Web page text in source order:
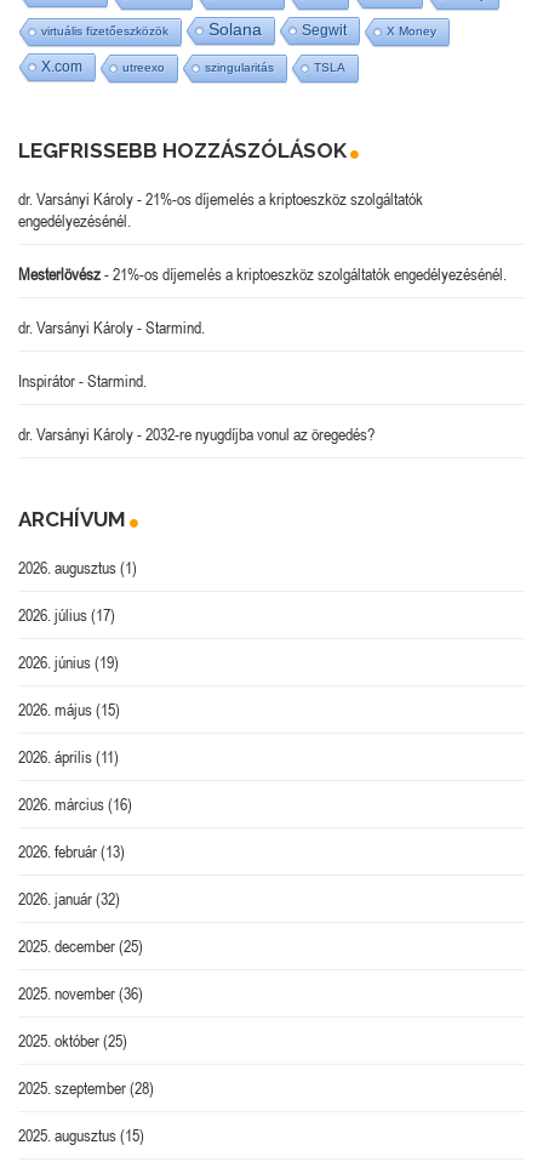
virtuális fizetőeszközök Solana Segwit X Money
X.com utreexo szingularitás TSLA
LEGFRISSEBB HOZZÁSZÓLÁSOK
dr. Varsányi Károly-21%-os díjemelés a kriptoeszköz szolgáltatók
engedélyezésénél.
Mesterlövész-21%-os díjemelés a kriptoeszköz szolgáltatók engedélyezésénél.
dr. Varsányi Károly-Starmind.
Inspirátor-Starmind.
dr. Varsányi Károly-2032-re nyugdíjba vonul az öregedés?
ARCHÍVUM
2026. augusztus(1)
2026. július(17)
2026. június(19)
2026. május(15)
2026. április(11)
2026. március(16)
2026. február(13)
2026. január(32)
2025. december(25)
2025. november(36)
2025. október(25)
2025. szeptember(28)
2025. augusztus(15)